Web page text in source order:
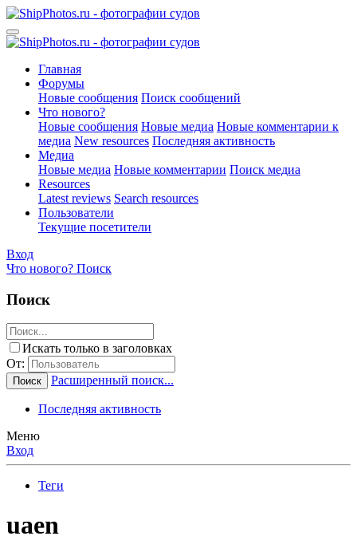
Главная
Форумы
Новые сообщения Поиск сообщений
Что нового?
Новые сообщения Новые медиа Новые комментарии к
медиа New resources Последняя активность
Медиа
Новые медиа Новые комментарии Поиск медиа
Resources
Latest reviews Search resources
Пользователи
Текущие посетители
Вход
Что нового? Поиск
Поиск
Искать только в заголовках
От:
Поиск Расширенный поиск...
Последняя активность
Меню
Вход
Теги
uaen